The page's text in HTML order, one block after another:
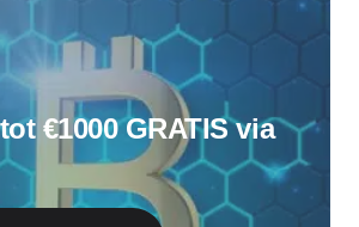
€1000 GRATIS via